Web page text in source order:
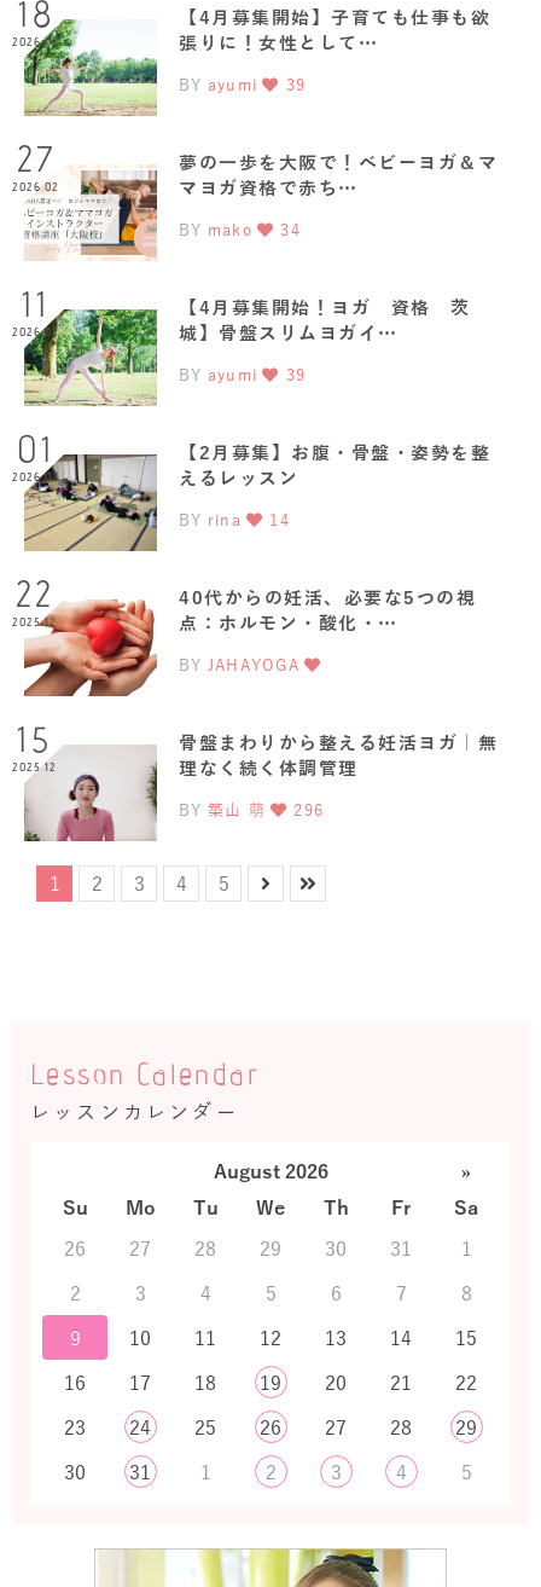
18
2026.03
【4月募集開始】子育ても仕事も欲
張りに！女性として…
BY ayumi 39
27
2026.02
夢の一歩を大阪で！ベビーヨガ＆マ
マヨガ資格で赤ち…
BY mako 34
11
2026.02
【4月募集開始！ヨガ 資格 茨
城】骨盤スリムヨガイ…
BY ayumi 39
01
2026.02
【2月募集】お腹・骨盤・姿勢を整
えるレッスン
BY rina 14
22
2025.12
40代からの妊活、必要な5つの視
点：ホルモン・酸化・…
BY JAHAYOGA
15
2025.12
骨盤まわりから整える妊活ヨガ｜無
理なく続く体調管理
BY 築山 萌 296
1 2 3 4 5
Lesson Calendar
レッスンカレンダー
August 2026
»
Su
Mo Tu We Th Fr
Sa
26
27 28 29 30 31
1
2
3 4 5 6 7
8
9
10 11 12 13 14
15
16
17 18 19 20 21
22
23
24 25 26 27 28
29
30
31 1 2 3 4 5